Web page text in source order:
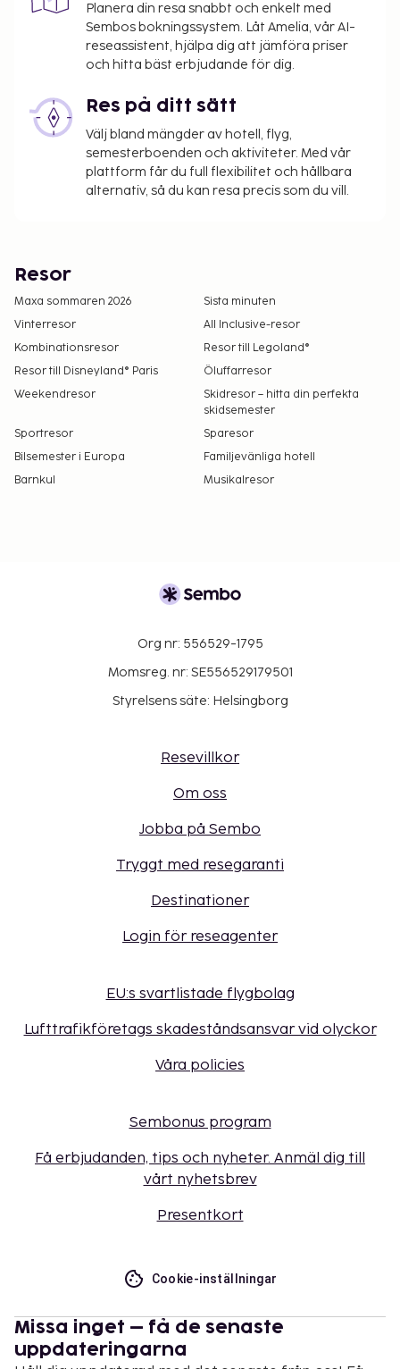
Planera din resa snabbt och enkelt med
Sembos bokningssystem. Låt Amelia, vår AI-
reseassistent, hjälpa dig att jämföra priser
och hitta bäst erbjudande för dig.
Res på ditt sätt
Välj bland mängder av hotell, flyg,
semesterboenden och aktiviteter. Med vår
plattform får du full flexibilitet och hållbara
alternativ, så du kan resa precis som du vill.
Resor
Maxa sommaren 2026
Sista minuten
Vinterresor
All Inclusive-resor
Kombinationsresor
Resor till Legoland®
Resor till Disneyland® Paris
Öluffarresor
Weekendresor
Skidresor – hitta din perfekta
skidsemester
Sportresor
Sparesor
Bilsemester i Europa
Familjevänliga hotell
Barnkul
Musikalresor
Org nr: 556529-1795
Momsreg. nr: SE556529179501
Styrelsens säte: Helsingborg
Resevillkor
Om oss
Jobba på Sembo
Tryggt med resegaranti
Destinationer
Login för reseagenter
EU:s svartlistade flygbolag
Lufttrafikföretags skadeståndsansvar vid olyckor
Våra policies
Sembonus program
Få erbjudanden, tips och nyheter. Anmäl dig till
vårt nyhetsbrev
Presentkort
Cookie-inställningar
Missa inget – få de senaste
uppdateringarna